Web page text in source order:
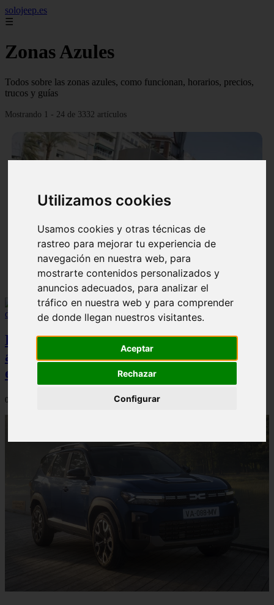
Utilizamos cookies
Usamos cookies y otras técnicas de
rastreo para mejorar tu experiencia de
navegación en nuestra web, para
mostrarte contenidos personalizados y
anuncios adecuados, para analizar el
tráfico en nuestra web y para comprender
de donde llegan nuestros visitantes.
Aceptar
Rechazar
Configurar
solojeep.es
☰
Zonas Azules
Todos sobre las zonas azules, como funcionan, horarios, precios,
trucos y guías
Mostrando 1 - 24 de 3332 artículos
▷ Zona Azul Córdoba 《 Horarios y Tarifas 2024 》
El Dacia Sandero presenta un índice de
accidentabilidad por debajo de la media
en España, según Carfax
04/08/2026